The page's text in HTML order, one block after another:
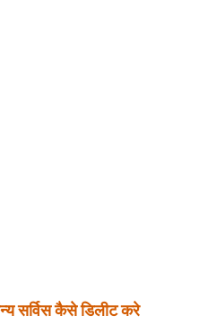
सर्विस कैसे डिलीट करे